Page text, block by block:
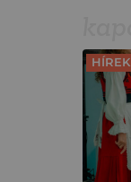
HÍREK